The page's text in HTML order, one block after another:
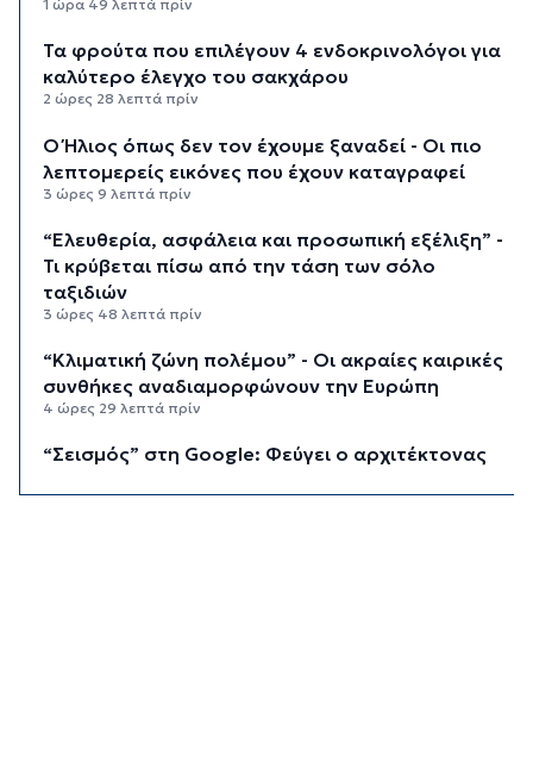
1 ώρα 49 λεπτά πρίν
Τα φρούτα που επιλέγουν 4 ενδοκρινολόγοι για
καλύτερο έλεγχο του σακχάρου
2 ώρες 28 λεπτά πρίν
Ο Ήλιος όπως δεν τον έχουμε ξαναδεί - Οι πιο
λεπτομερείς εικόνες που έχουν καταγραφεί
3 ώρες 9 λεπτά πρίν
“Ελευθερία, ασφάλεια και προσωπική εξέλιξη” -
Τι κρύβεται πίσω από την τάση των σόλο
ταξιδιών
3 ώρες 48 λεπτά πρίν
“Κλιματική ζώνη πολέμου” - Οι ακραίες καιρικές
συνθήκες αναδιαμορφώνουν την Ευρώπη
4 ώρες 29 λεπτά πρίν
“Σεισμός” στη Google: Φεύγει ο αρχιτέκτονας